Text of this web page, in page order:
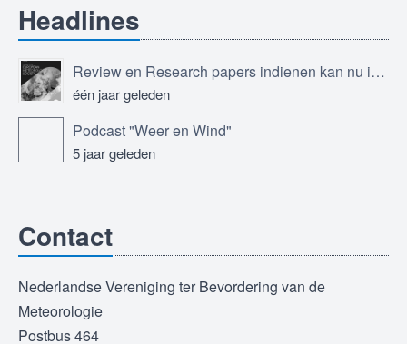
Headlines
Review en Research papers indienen kan nu in Journal of the European Meteorological Society
één jaar geleden
Podcast "Weer en Wind"
5 jaar geleden
Contact
Nederlandse Vereniging ter Bevordering van de
Meteorologie
Postbus 464